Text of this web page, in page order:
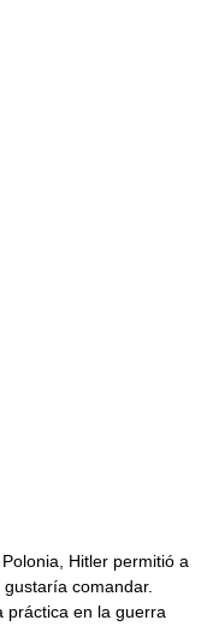
Hitler permitió a
comandar.
práctica en la guerra